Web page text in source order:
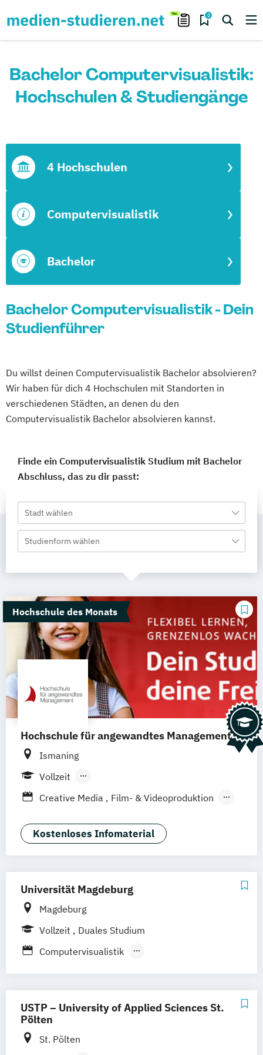
0
Bachelor Computervisualistik:
Hochschulen & Studiengänge
Bachelor
Computervisualistik
4 Hochschulen
Bachelor Computervisualistik - Dein
Studienführer
Du willst deinen Computervisualistik Bachelor absolvieren?
Wir haben für dich 4 Hochschulen mit Standorten in
verschiedenen Städten, an denen du den
Computervisualistik Bachelor absolvieren kannst.
Finde ein Computervisualistik Studium mit Bachelor
Abschluss, das zu dir passt:
Stadt wählen
Studienform wählen
Hochschule des Monats
Hochschule für angewandtes Management
Ismaning
Vollzeit
Berufsbegleitendes Präsenzstudium
Creative Media
Film- & Videoproduktion
Media Studies Medienmanagement
Medienpsychologie Musikproduktion
Sportjournalismus
Kostenloses Infomaterial
Universität Magdeburg
Magdeburg
Vollzeit
Duales Studium
Computervisualistik
Kommunikation
USTP – University of Applied Sciences St.
Pölten
St. Pölten